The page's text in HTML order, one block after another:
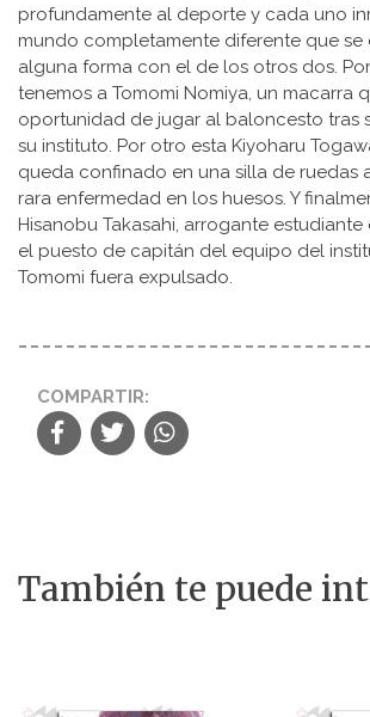
profundamente al deporte y cada uno
mundo completamente diferente que se
alguna forma con el de los otros dos.
tenemos a Tomomi Nomiya, un macarra
oportunidad de jugar al baloncesto tras
su instituto. Por otro esta Kiyoharu
queda confinado en una silla de ruedas
rara enfermedad en los huesos. Y
Hisanobu Takasahi, arrogante
el puesto de capitán del equipo del
Tomomi fuera expulsado.
COMPARTIR:
También te puede